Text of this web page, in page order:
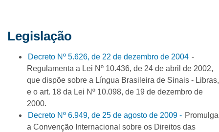
Legislação
Decreto Nº 5.626, de 22 de dezembro de 2004 -
Regulamenta a Lei Nº 10.436, de 24 de abril de 2002,
que dispõe sobre a Língua Brasileira de Sinais - Libras,
e o art. 18 da Lei Nº 10.098, de 19 de dezembro de
2000.
Decreto Nº 6.949, de 25 de agosto de 2009 - Promulga
a Convenção Internacional sobre os Direitos das